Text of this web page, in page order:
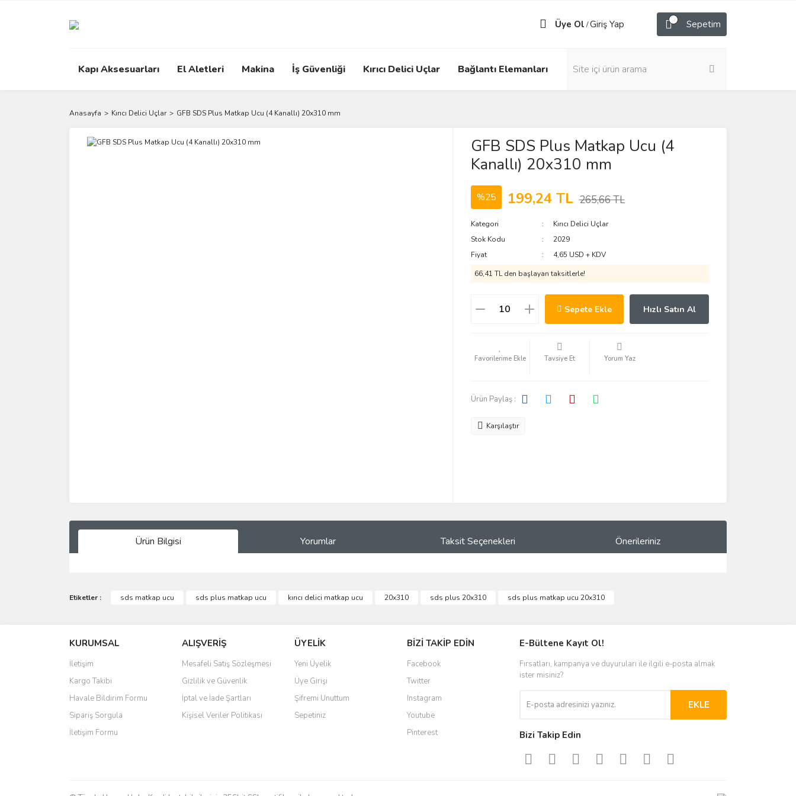
Üye Ol /Giriş Yap Sepetim
Kapı Aksesuarları El Aletleri Makina İş Güvenliği Kırıcı Delici Uçlar Bağlantı Elemanları
Anasayfa Kırıcı Delici Uçlar GFB SDS Plus Matkap Ucu (4 Kanallı) 20x310 mm
GFB SDS Plus Matkap Ucu (4
Kanallı) 20x310 mm
%25 199,24 TL 265,66 TL
Kategori
Kırıcı Delici Uçlar
Stok Kodu
2029
Fiyat
4,65 USD + KDV
66,41 TL den başlayan taksitlerle!
Sepete Ekle Hızlı Satın Al
Tavsiye Et Yorum Yaz
Ürün Paylaş :
Karşılaştır
Ürün Bilgisi Yorumlar Taksit Seçenekleri Önerileriniz
Bu ürüne ilk yorumu siz yapın!
Yorum Yaz
Görüş ve önerileriniz için teşekkür ederiz.
Ürün açıklamasında eksik bilgiler bulunuyor.
Ürün bilgilerinde hatalar bulunuyor.
Ürün fiyatı diğer sitelerden daha pahalı.
Bu ürüne benzer farklı alternatifler olmalı.
Etiketler : sds matkap ucu sds plus matkap ucu kırıcı delici matkap ucu 20x310 sds plus 20x310 sds plus matkap ucu 20x310
KURUMSAL
İletişim
Kargo Takibi
Havale Bildirim Formu
Sipariş Sorgula
İletişim Formu
ALIŞVERİŞ
Mesafeli Satış Sözleşmesi
Gizlilik ve Güvenlik
İptal ve İade Şartları
Kişisel Veriler Politikası
ÜYELİK
Yeni Üyelik
Üye Girişi
Şifremi Unuttum
Sepetiniz
BİZİ TAKİP EDİN
Facebook
Twitter
Instagram
Youtube
Pinterest
E-Bültene Kayıt Ol!
Fırsatları, kampanya ve duyuruları ile ilgili e-posta almak
ister misiniz?
EKLE
Bizi Takip Edin